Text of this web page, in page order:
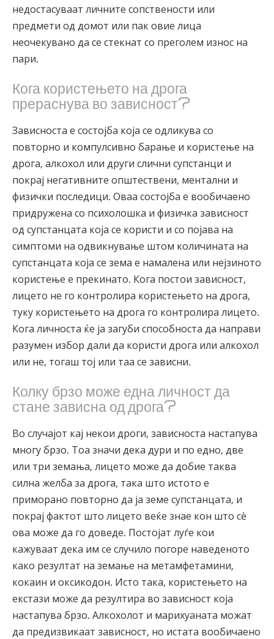
недостасуваат личните сопствености или
предмети од домот или пак овие лица
неочекувано да се стекнат со преголем износ на
пари.
Кога користењето на дрога
прераснува во зависност?
Зависноста е состојба која се одликува со
повторно и компулсивно барање и користење на
дрога, алкохол или други слични супстанци и
покрај негативните општествени, ментални и
физички последици. Оваа состојба е вообичаено
придружена со психолошка и физичка зависност
од супстанцата која се користи и со појава на
симптоми на одвикнување штом количината на
супстанцата која се зема е намалена или нејзиното
користење е прекинато. Кога постои зависност,
лицето не го контролира користењето на дрога,
туку користењето на дрога го контролира лицето.
Кога личноста ќе ја загуби способноста да направи
разумен избор дали да користи дрога или алкохол
или не, тогаш тој или таа се зависни.
Колку брзо може една личност да
стане зависна од дрога?
Во случајот кај некои дроги, зависноста настапува
многу брзо. Тоа значи дека дури и по едно, две
или три земања, лицето може да добие таква
силна желба за дрога, така што истото е
приморано повторно да ја земе супстанцата, и
покрај фактот што лицето веќе знае кон што сè
ова може да го доведе. Постојат луѓе кои
кажуваат дека им се случило погоре наведеното
како резултат на земање на метамфетамини,
кокаин и оксикодон. Исто така, користењето на
екстази може да резултира во зависност која
настапува брзо. Алкохолот и марихуаната можат
да предизвикаат зависност, но истата вообичаено